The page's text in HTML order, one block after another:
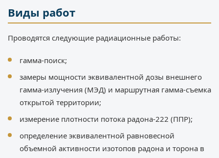
Виды работ
Проводятся следующие радиационные работы:
гамма-поиск;
замеры мощности эквивалентной дозы внешнего
гамма-излучения (МЭД) и маршрутная гамма-съемка
открытой территории;
измерение плотности потока радона-222 (ППР);
определение эквивалентной равновесной
объемной активности изотопов радона и торона в